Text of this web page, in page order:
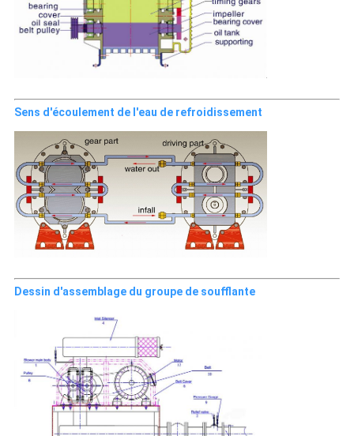
Sens d'écoulement de l'eau de refroidissement
Dessin d'assemblage du groupe de soufflante